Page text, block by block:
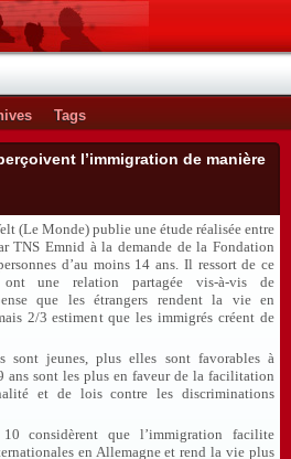
Tags
l’immigration de manière
(Le Monde) publie une étude réalisée entre
TNS Emnid à la demande de la Fondation
d’au moins 14 ans. Il ressort de ce
une relation partagée vis-à-vis de
que les étrangers rendent la vie en
2/3 estiment que les immigrés créent de
sont jeunes, plus elles sont favorables à
ans sont les plus en faveur de la facilitation
et de lois contre les discriminations
considèrent que l’immigration facilite
en Allemagne et rend la vie plus